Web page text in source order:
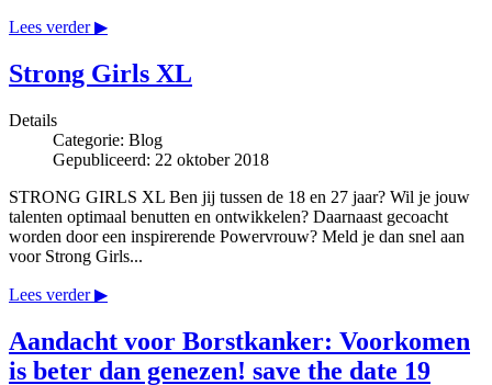
Lees verder ▶
Strong Girls XL
Details
Categorie: Blog
Gepubliceerd: 22 oktober 2018
STRONG GIRLS XL Ben jij tussen de 18 en 27 jaar? Wil je jouw
talenten optimaal benutten en ontwikkelen? Daarnaast gecoacht
worden door een inspirerende Powervrouw? Meld je dan snel aan
voor Strong Girls...
Lees verder ▶
Aandacht voor Borstkanker: Voorkomen
is beter dan genezen! save the date 19